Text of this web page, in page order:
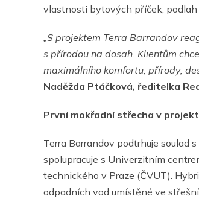
vlastnosti bytových příček, podlah
„S projektem Terra Barrandov
s přírodou na dosah. Klientům
maximálního komfortu, přírody,
Naděžda Ptáčková, ředitelka
První mokřadní střecha v
Terra Barrandov podtrhuje soulad
spolupracuje s Univerzitním
technického v Praze (ČVUT).
odpadních vod umístěné ve